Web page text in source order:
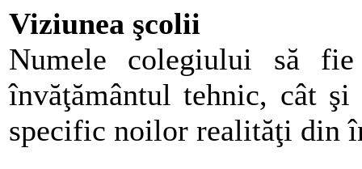
Viziunea şcolii
Numele colegiului să
învăţământul tehnic, cât
specific noilor realităţi din